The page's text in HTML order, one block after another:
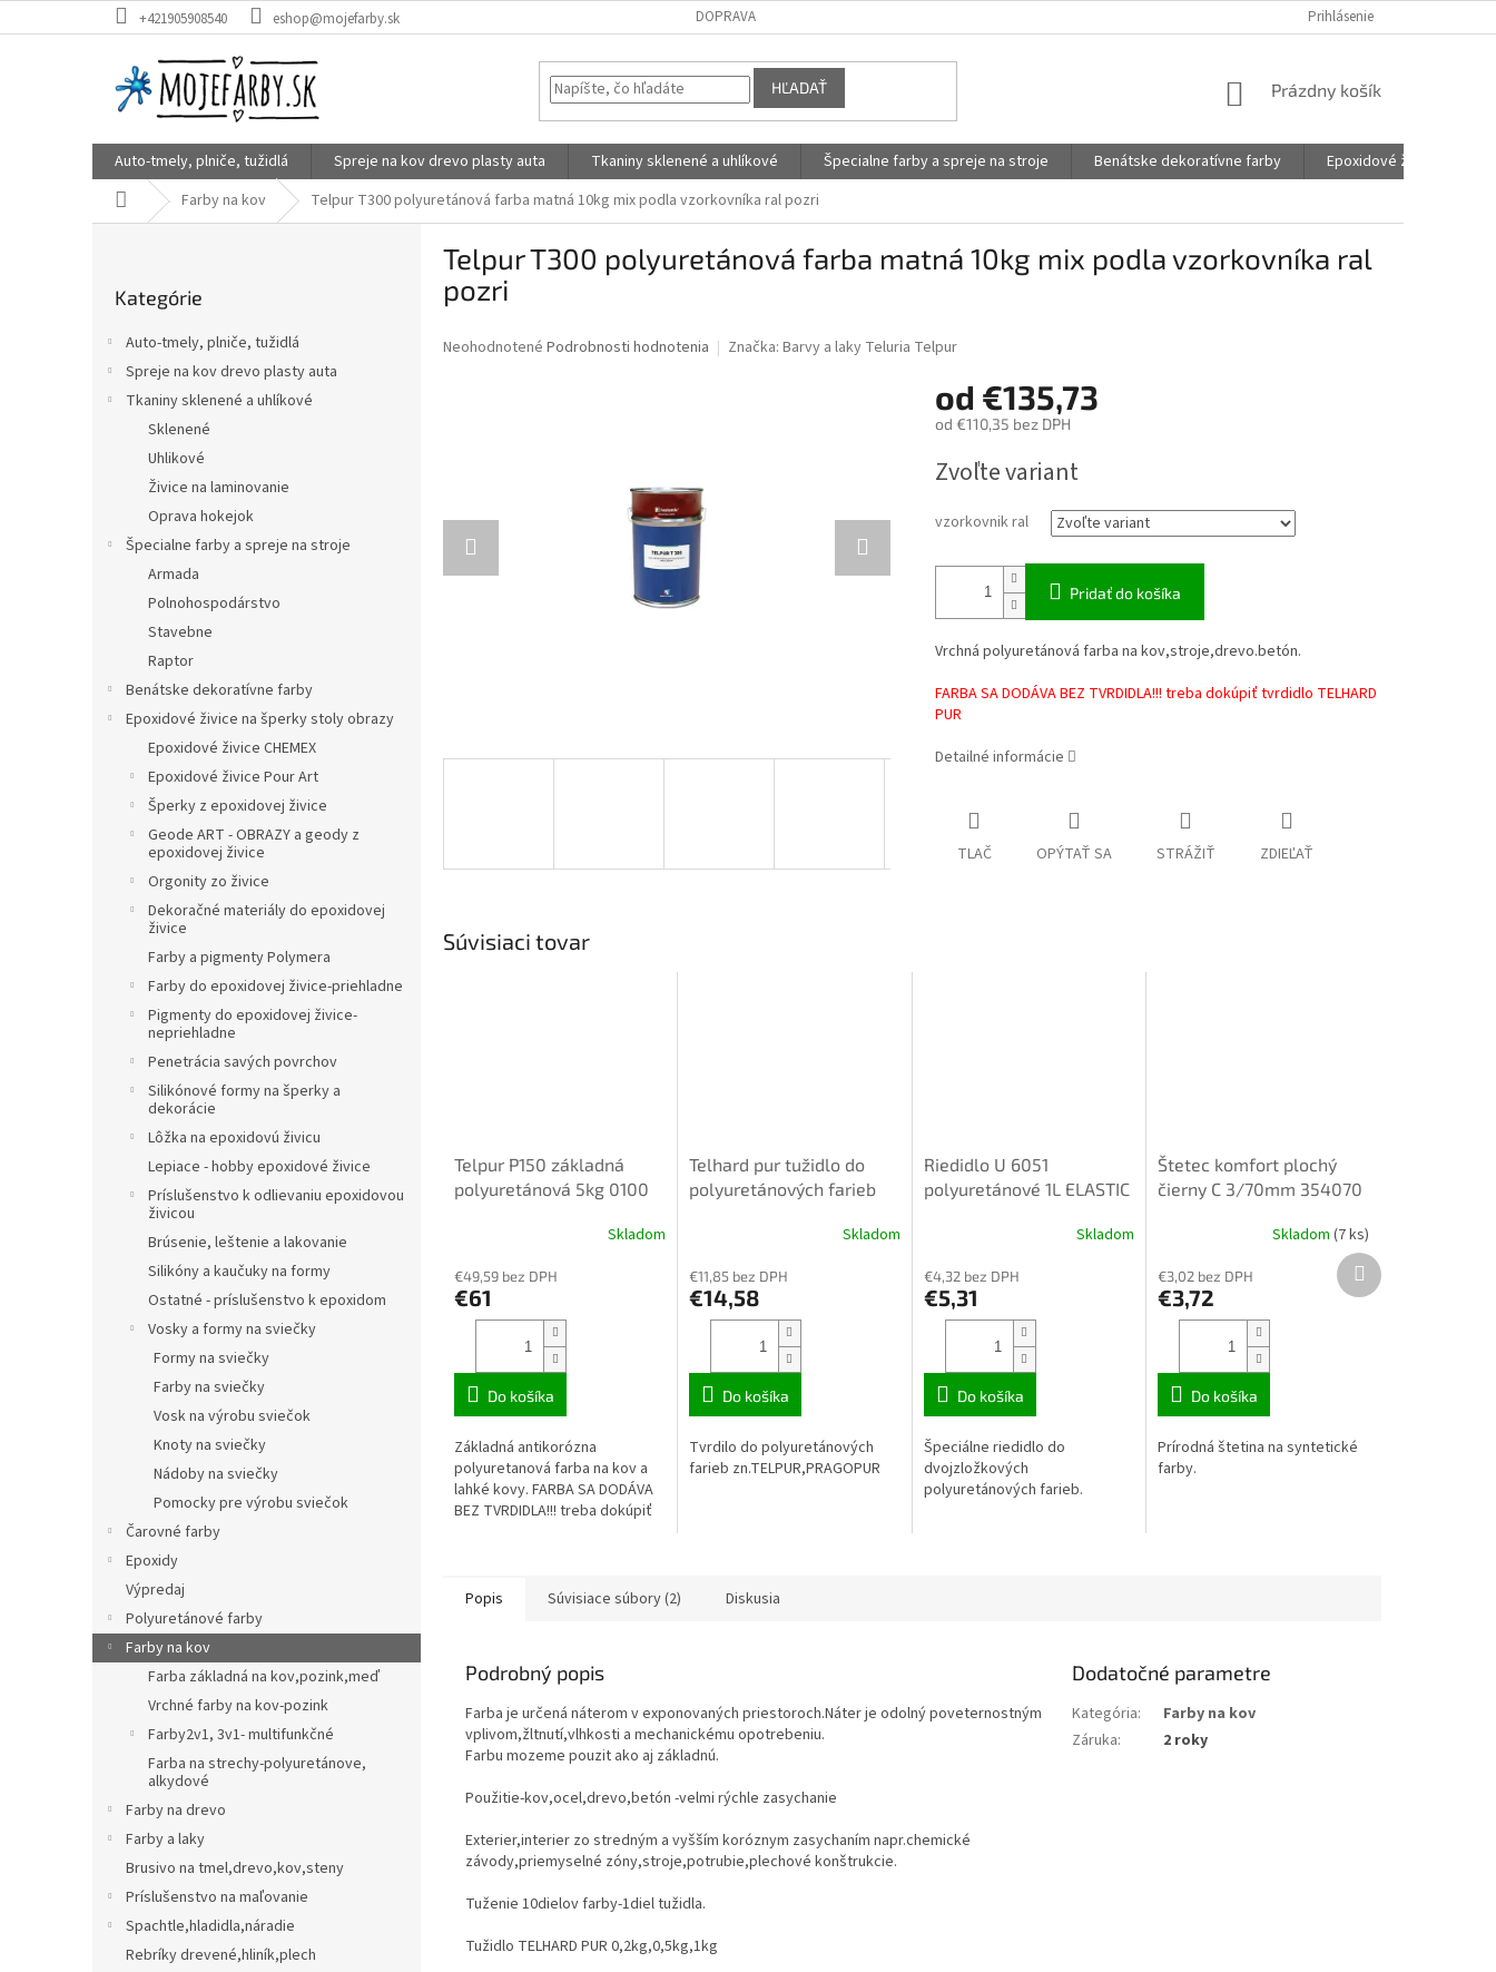
na
+421905908540 eshop@mojefarby.sk DOPRAVA Prihlásenie
HĽADAŤ
NÁKUPNÝ
Prázdny košík
Auto-tmely, plniče, tužidlá Spreje na kov drevo plasty auta Tkaniny sklenené a uhlíkové Špecialne farby a spreje na stroje Benátske dekoratívne farby
Epoxidové živice na
DomovFarby na kov Telpur T300 polyuretánová farba matná 10kg mix podla vzorkovníka ral pozri
kategórie
Kategórie
Auto-tmely, plniče, tužidlá
Spreje na kov drevo plasty auta
Tkaniny sklenené a uhlíkové
Sklenené
Uhlikové
Živice na laminovanie
Oprava hokejok
Špecialne farby a spreje na stroje
Armada
Polnohospodárstvo
Stavebne
Raptor
Benátske dekoratívne farby
Epoxidové živice na šperky stoly obrazy
Epoxidové živice CHEMEX
Epoxidové živice Pour Art
Šperky z epoxidovej živice
Geode ART - OBRAZY a geody z
epoxidovej živice
Orgonity zo živice
Dekoračné materiály do epoxidovej
živice
Farby a pigmenty Polymera
Farby do epoxidovej živice-priehladne
Pigmenty do epoxidovej živice-
nepriehladne
Penetrácia savých povrchov
Silikónové formy na šperky a
dekorácie
Lôžka na epoxidovú živicu
Lepiace - hobby epoxidové živice
Príslušenstvo k odlievaniu epoxidovou
živicou
Brúsenie, leštenie a lakovanie
Silikóny a kaučuky na formy
Ostatné - príslušenstvo k epoxidom
Vosky a formy na sviečky
Formy na sviečky
Farby na sviečky
Vosk na výrobu sviečok
Knoty na sviečky
Nádoby na sviečky
Pomocky pre výrobu sviečok
Čarovné farby
Epoxidy
Výpredaj
Polyuretánové farby
Farby na kov
Farba základná na kov,pozink,meď
Vrchné farby na kov-pozink
Farby2v1, 3v1- multifunkčné
Farba na strechy-polyuretánove,
alkydové
Farby na drevo
Farby a laky
Brusivo na tmel,drevo,kov,steny
Príslušenstvo na maľovanie
Spachtle,hladidla,náradie
Rebríky drevené,hliník,plech
Telpur T300 polyuretánová farba matná 10kg mix podla vzorkovníka ral
pozri
Priemerné
Neohodnotené Podrobnosti hodnotenia Značka: Barvy a laky Teluria Telpur
od €135,73
od €110,35 bez DPH
cena:
Zvoľte variant
vzorkovnik ral
Pridať do košíka
Vrchná polyuretánová farba na kov,stroje,drevo.betón.
FARBA SA DODÁVA BEZ TVRDIDLA!!! treba dokúpiť tvrdidlo TELHARD
PUR
Detailné informácie
TLAČ OPÝTAŤ SA STRÁŽIŤ ZDIEĽAŤ
Súvisiaci tovar
Telpur P150 základná
polyuretánová 5kg 0100
Skladom
€49,59 bez DPH
€61
Do košíka
Základná antikorózna
polyuretanová farba na kov a
lahké kovy. FARBA SA DODÁVA
BEZ TVRDIDLA!!! treba dokúpiť
Telhard pur tužidlo do
polyuretánových farieb
Skladom
€11,85 bez DPH
€14,58
Do košíka
Tvrdilo do polyuretánových
farieb zn.TELPUR,PRAGOPUR
Riedidlo U 6051
polyuretánové 1L ELASTIC
Skladom
€4,32 bez DPH
€5,31
Do košíka
Špeciálne riedidlo do
dvojzložkových
polyuretánových farieb.
Štetec komfort plochý
čierny C 3/70mm 354070
Skladom (7 ks)
€3,02 bez DPH
€3,72
Do košíka
Prírodná štetina na syntetické
farby.
Ďalší
produkt
Popis Súvisiace súbory (2) Diskusia
Podrobný popis
Farba je určená náterom v exponovaných priestoroch.Náter je odolný poveternostným
vplivom,žltnutí,vlhkosti a mechanickému opotrebeniu.
Farbu mozeme pouzit ako aj základnú.
Použitie-kov,ocel,drevo,betón -velmi rýchle zasychanie
Exterier,interier zo stredným a vyšším koróznym zasychaním napr.chemické
závody,priemyselné zóny,stroje,potrubie,plechové konštrukcie.
Tuženie 10dielov farby-1diel tužidla.
Tužidlo TELHARD PUR 0,2kg,0,5kg,1kg
Dodatočné parametre
Kategória:
Farby na kov
Záruka: 2 roky